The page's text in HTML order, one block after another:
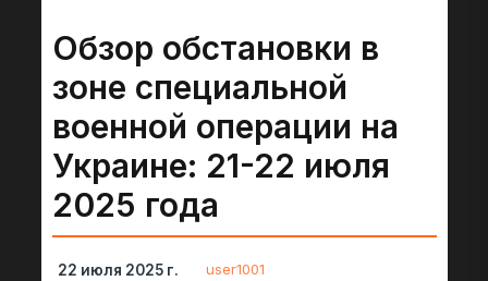
Обзор обстановки в
зоне специальной
военной операции на
Украине: 21-22 июля
2025 года
22 июля 2025 г. user1001